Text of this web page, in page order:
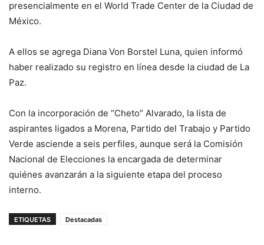
presencialmente en el World Trade Center de la Ciudad de
México.
A ellos se agrega Diana Von Borstel Luna, quien informó
haber realizado su registro en línea desde la ciudad de La
Paz.
Con la incorporación de “Cheto” Alvarado, la lista de
aspirantes ligados a Morena, Partido del Trabajo y Partido
Verde asciende a seis perfiles, aunque será la Comisión
Nacional de Elecciones la encargada de determinar
quiénes avanzarán a la siguiente etapa del proceso
interno.
ETIQUETAS Destacadas